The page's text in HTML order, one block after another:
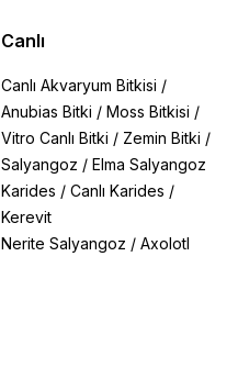
Canlı
Canlı Akvaryum Bitkisi /
Anubias Bitki / Moss Bitkisi /
Vitro Canlı Bitki / Zemin Bitki /
Salyangoz / Elma Salyangoz
Karides / Canlı Karides /
Kerevit
Nerite Salyangoz / Axolotl